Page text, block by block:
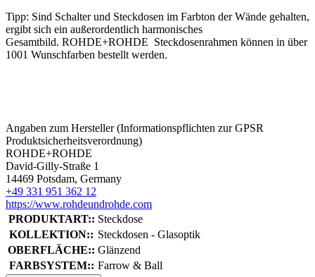
Tipp: Sind Schalter und Steckdosen im Farbton der Wände gehalten,
ergibt sich ein außerordentlich harmonisches
Gesamtbild. ROHDE+ROHDE Steckdosenrahmen können in über
1001 Wunschfarben bestellt werden.
Angaben zum Hersteller (Informationspflichten zur GPSR
Produktsicherheitsverordnung)
ROHDE+ROHDE
David-Gilly-Straße 1
14469 Potsdam, Germany
+49 331 951 362 12
https://www.rohdeundrohde.com
PRODUKTART:: Steckdose
KOLLEKTION:: Steckdosen - Glasoptik
OBERFLÄCHE:: Glänzend
FARBSYSTEM:: Farrow & Ball